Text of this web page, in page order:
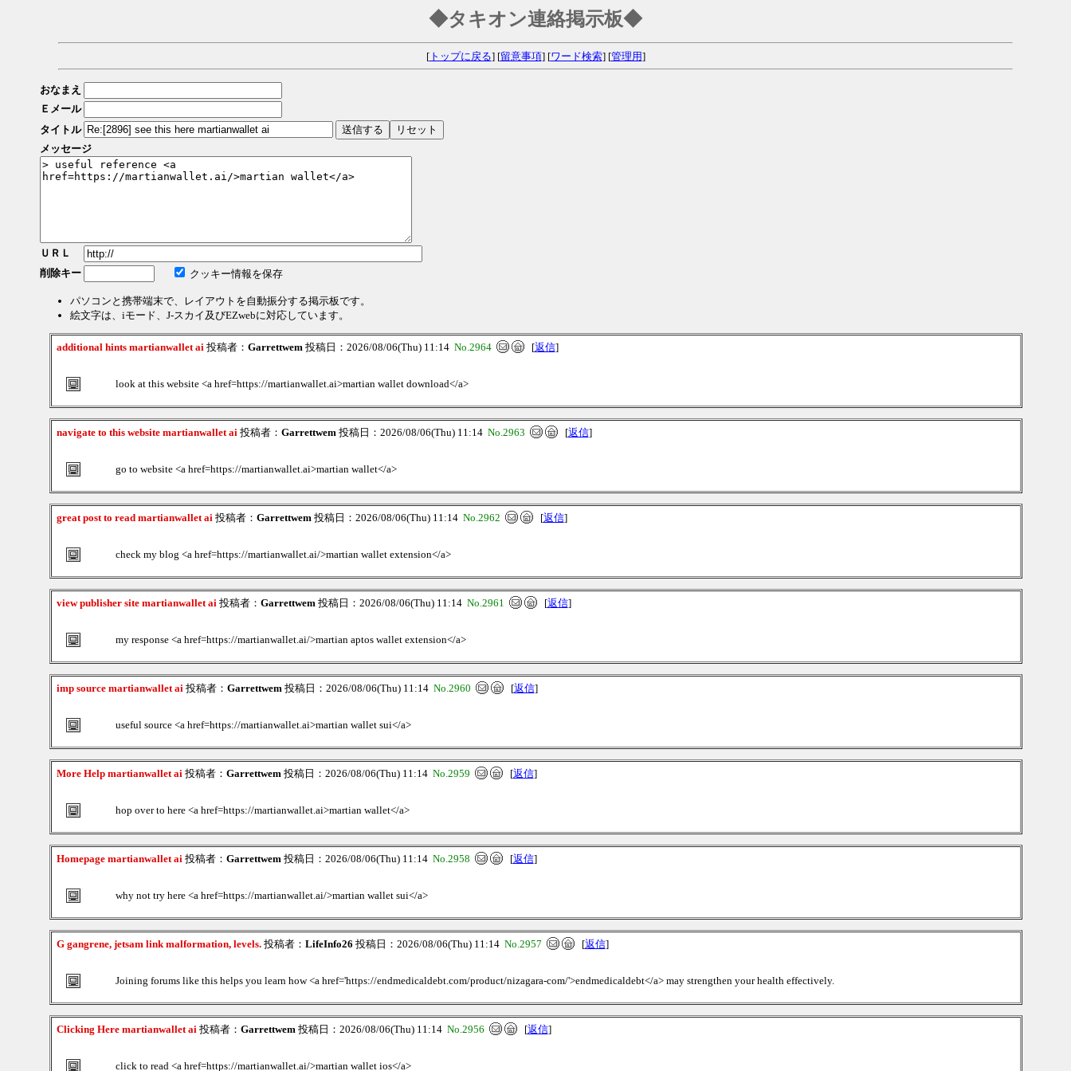
◆タキオン連絡掲示板◆
[トップに戻る] [留意事項] [ワード検索] [管理用]
おなまえ
Ｅメール
タイトル
メッセージ
ＵＲＬ
削除キー
クッキー情報を保存
パソコンと携帯端末で、レイアウトを自動振分する掲示板です。
絵文字は、iモード、J-スカイ及びEZwebに対応しています。
additional hints martianwallet ai投稿者： Garrettwem投稿日：2026/08/06(Thu) 11:14 No.2964 [返信]
look at this website <a href=https://martianwallet.ai>martian wallet download</a>
navigate to this website martianwallet ai投稿者： Garrettwem投稿日：2026/08/06(Thu) 11:14 No.2963 [返信]
go to website <a href=https://martianwallet.ai>martian wallet</a>
great post to read martianwallet ai投稿者： Garrettwem投稿日：2026/08/06(Thu) 11:14 No.2962 [返信]
check my blog <a href=https://martianwallet.ai/>martian wallet extension</a>
view publisher site martianwallet ai投稿者： Garrettwem投稿日：2026/08/06(Thu) 11:14 No.2961 [返信]
my response <a href=https://martianwallet.ai/>martian aptos wallet extension</a>
imp source martianwallet ai投稿者： Garrettwem投稿日：2026/08/06(Thu) 11:14 No.2960 [返信]
useful source <a href=https://martianwallet.ai>martian wallet sui</a>
More Help martianwallet ai投稿者： Garrettwem投稿日：2026/08/06(Thu) 11:14 No.2959 [返信]
hop over to here <a href=https://martianwallet.ai>martian wallet</a>
Homepage martianwallet ai投稿者： Garrettwem投稿日：2026/08/06(Thu) 11:14 No.2958 [返信]
why not try here <a href=https://martianwallet.ai/>martian wallet sui</a>
G gangrene, jetsam link malformation, levels. 投稿者： LifeInfo26 投稿日：2026/08/06(Thu) 11:14 No.2957 [返信]
Joining forums like this helps you learn how <a href='https://endmedicaldebt.com/product/nizagara-com/'>endmedicaldebt</a> may strengthen your health effectively.
Clicking Here martianwallet ai投稿者： Garrettwem投稿日：2026/08/06(Thu) 11:14 No.2956 [返信]
click to read <a href=https://martianwallet.ai/>martian wallet ios</a>